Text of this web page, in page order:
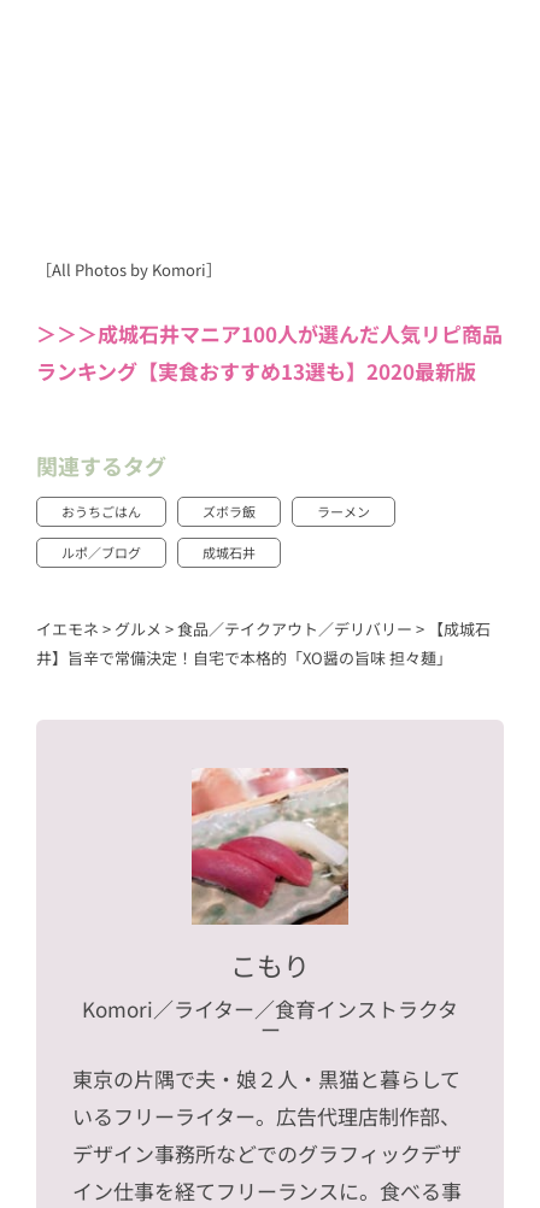
［All Photos by Komori］
＞＞＞成城石井マニア100人が選んだ人気リピ商品
ランキング【実食おすすめ13選も】2020最新版
関連するタグ
おうちごはん ズボラ飯 ラーメン
ルポ／ブログ 成城石井
イエモネ > グルメ >食品／テイクアウト／デリバリー > 【成城石
井】旨辛で常備決定！自宅で本格的「XO醤の旨味 担々麺」
こもり
Komori／ライター／食育インストラクタ
ー
東京の片隅で夫・娘２人・黒猫と暮らして
いるフリーライター。広告代理店制作部、
デザイン事務所などでのグラフィックデザ
イン仕事を経てフリーランスに。食べる事